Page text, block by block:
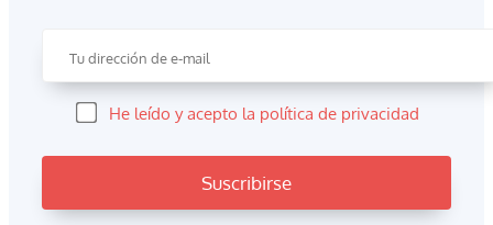
He leído y acepto la política de privacidad